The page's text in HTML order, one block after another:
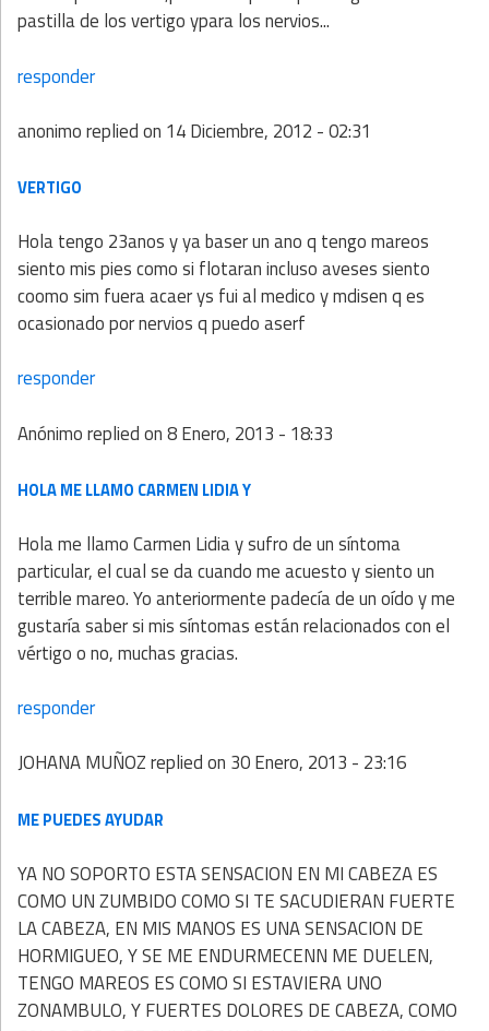
pastilla de los vertigo ypara los nervios...
responder
anonimoreplied on 14 Diciembre, 2012 - 02:31
VERTIGO
Hola tengo 23anos y ya baser un ano q tengo mareos
siento mis pies como si flotaran incluso aveses siento
coomo sim fuera acaer ys fui al medico y mdisen q es
ocasionado por nervios q puedo aserf
responder
Anónimoreplied on8 Enero, 2013 - 18:33
HOLA ME LLAMO CARMEN LIDIA Y
Hola me llamo Carmen Lidia y sufro de un síntoma
particular, el cual se da cuando me acuesto y siento un
terrible mareo. Yo anteriormente padecía de un oído y me
gustaría saber si mis síntomas están relacionados con el
vértigo o no, muchas gracias.
responder
JOHANA MUÑOZreplied on 30 Enero, 2013 - 23:16
ME PUEDES AYUDAR
YA NO SOPORTO ESTA SENSACION EN MI CABEZA ES
COMO UN ZUMBIDO COMO SI TE SACUDIERAN FUERTE
LA CABEZA, EN MIS MANOS ES UNA SENSACION DE
HORMIGUEO, Y SE ME ENDURMECENN ME DUELEN,
TENGO MAREOS ES COMO SI ESTAVIERA UNO
ZONAMBULO, Y FUERTES DOLORES DE CABEZA, COMO